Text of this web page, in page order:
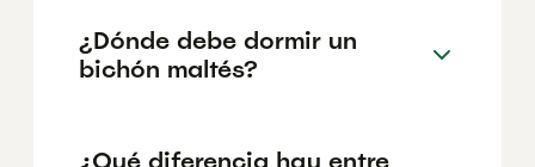
¿Dónde debe dormir un
bichón maltés?